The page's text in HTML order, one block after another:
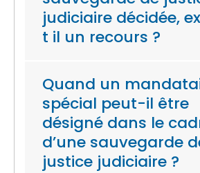
judiciaire décidée,
t il un recours ?
Quand un
spécial peut-il être
désigné dans le
d’une sauvegarde
justice judiciaire ?